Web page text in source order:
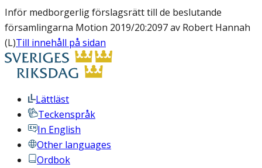
Inför medborgerlig förslagsrätt till de beslutande
församlingarna Motion 2019/20:2097 av Robert Hannah
(L)Till innehåll på sidan
Lättläst
Teckenspråk
In English
Other languages
Ordbok